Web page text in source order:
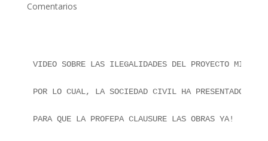
Comentarios
VIDEO SOBRE LAS ILEGALIDADES DEL PROYECTO MINERO
POR LO CUAL, LA SOCIEDAD CIVIL HA PRESENTADO UNA
PARA QUE LA PROFEPA CLAUSURE LAS OBRAS YA!